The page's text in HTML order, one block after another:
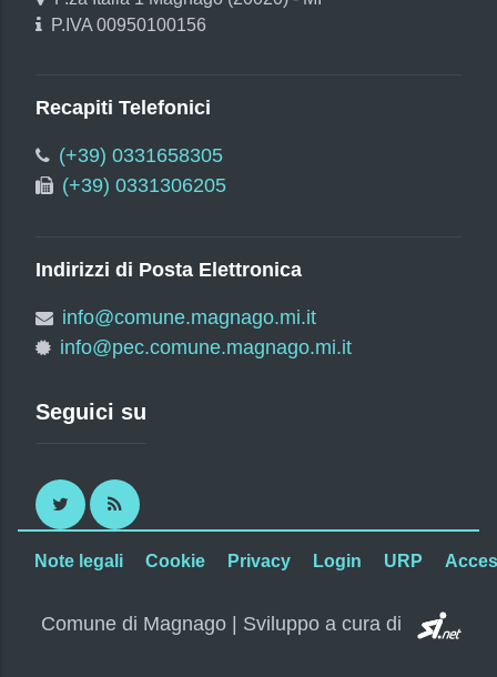
P.IVA 00950100156
Recapiti Telefonici
(+39) 0331658305
(+39) 0331306205
Indirizzi di Posta Elettronica
info@comune.magnago.mi.it
info@pec.comune.magnago.mi.it
Seguici su
Twitter RSS
Note legali Cookie Privacy Login URP
Comune di Magnago | Sviluppo a cura di